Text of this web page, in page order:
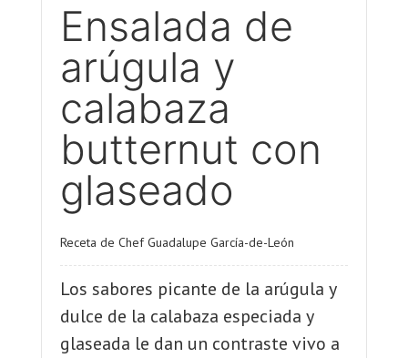
Ensalada de
arúgula y
calabaza
butternut con
glaseado
Receta de Chef Guadalupe García-de-León
Los sabores picante de la arúgula y
dulce de la calabaza especiada y
glaseada le dan un contraste vivo a